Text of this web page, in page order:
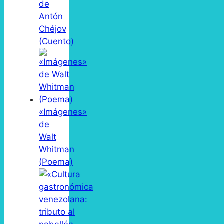
de
Antón
Chéjov
(Cuento)
«Imágenes»
de
Walt
Whitman
(Poema)